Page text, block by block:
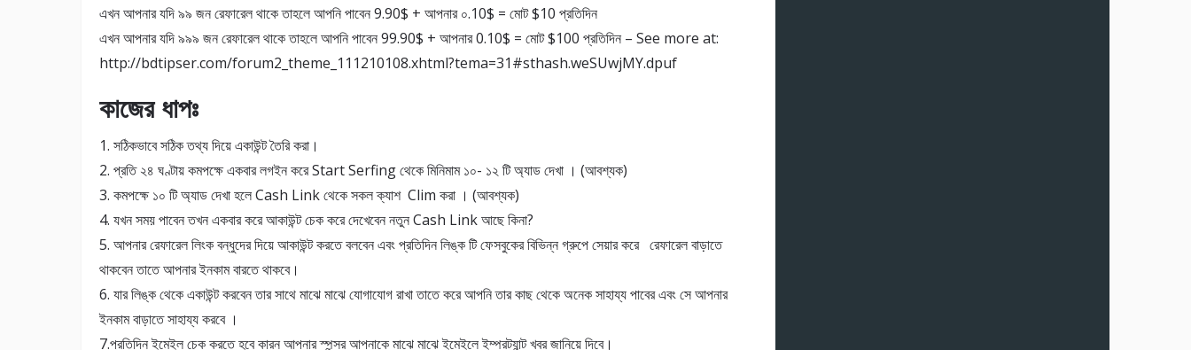
এখন আপনার যদি ৯৯ জন রেফারেল থাকে তাহলে আপনি পাবেন 9.90$ + আপনার ০.10$ = মোট $10 প্রতিদিন
এখন আপনার যদি ৯৯৯ জন রেফারেল থাকে তাহলে আপনি পাবেন 99.90$ + আপনার 0.10$ = মোট $100 প্রতিদিন – See more at:
http://bdtipser.com/forum2_theme_111210108.xhtml?tema=31#sthash.weSUwjMY.dpuf
কাজের ধাপঃ
1. সঠিকভাবে সঠিক তথ্য দিয়ে একাউন্ট তৈরি করা।
2. প্রতি ২৪ ঘণ্টায় কমপক্ষে একবার লগইন করে Start Serfing থেকে মিনিমাম ১০- ১২ টি অ্যাড দেখা । (আবশ্যক)
3. কমপক্ষে ১০ টি অ্যাড দেখা হলে Cash Link থেকে সকল ক্যাশ Clim করা । (আবশ্যক)
4. যখন সময় পাবেন তখন একবার করে আকাউন্ট চেক করে দেখেবেন নতুন Cash Link আছে কিনা?
5. আপনার রেফারেল লিংক বন্ধুদের দিয়ে আকাউন্ট করতে বলবেন এবং প্রতিদিন লিঙ্ক টি ফেসবুকের বিভিন্ন গ্রুপে সেয়ার করে রেফারেল বাড়াতে
থাকবেন তাতে আপনার ইনকাম বারতে থাকবে।
6. যার লিঙ্ক থেকে একাউন্ট করবেন তার সাথে মাঝে মাঝে যোগাযোগ রাখা তাতে করে আপনি তার কাছ থেকে অনেক সাহায্য পাবের এবং সে আপনার
ইনকাম বাড়াতে সাহায্য করবে ।
7.প্রতিদিন ইমেইল চেক করতে হবে কারন আপনার স্পন্সর আপনাকে মাঝে মাঝে ইমেইলে ইম্পরট্যান্ট খবর জানিয়ে দিবে।